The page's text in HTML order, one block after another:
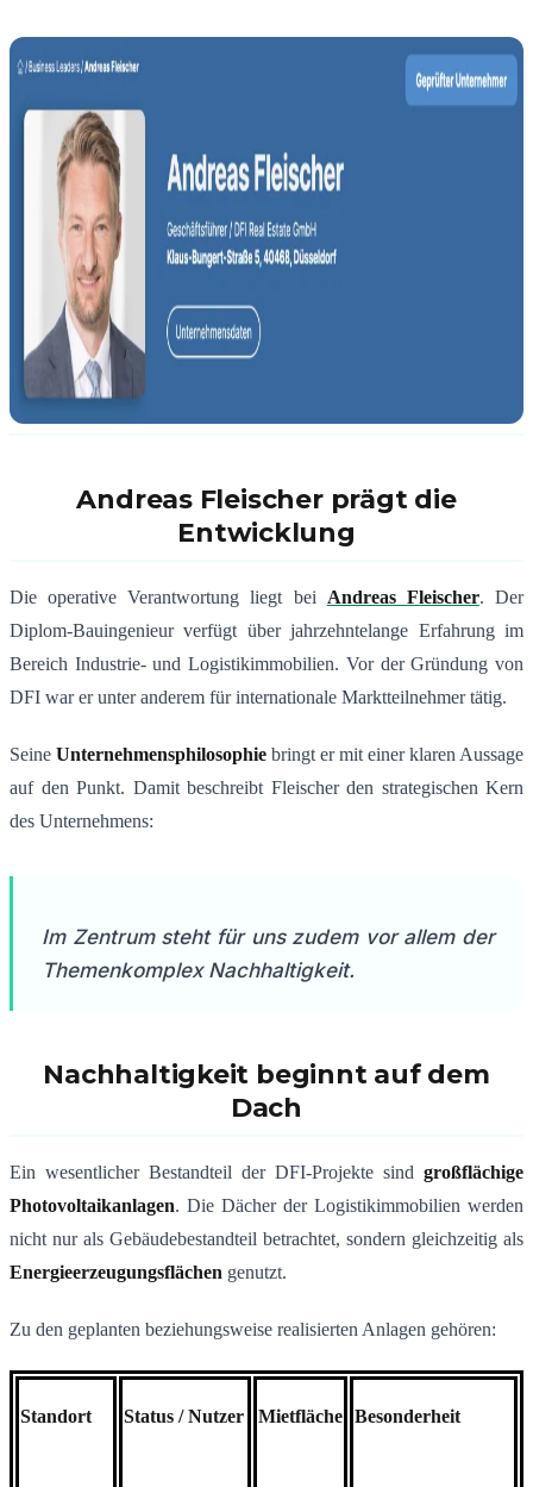
Andreas Fleischer prägt die
Entwicklung
Die operative Verantwortung liegt bei Andreas Fleischer. Der
Diplom-Bauingenieur verfügt über jahrzehntelange Erfahrung im
Bereich Industrie- und Logistikimmobilien. Vor der Gründung von
DFI war er unter anderem für internationale Marktteilnehmer tätig.
Seine Unternehmensphilosophie bringt er mit einer klaren Aussage
auf den Punkt. Damit beschreibt Fleischer den strategischen Kern
des Unternehmens:
Im Zentrum steht für uns zudem vor allem der
Themenkomplex Nachhaltigkeit.
Nachhaltigkeit beginnt auf dem
Dach
Ein wesentlicher Bestandteil der DFI-Projekte sind großflächige
Photovoltaikanlagen. Die Dächer der Logistikimmobilien werden
nicht nur als Gebäudebestandteil betrachtet, sondern gleichzeitig als
Energieerzeugungsflächen genutzt.
Zu den geplanten beziehungsweise realisierten Anlagen gehören:
Standort Status / Nutzer Mietfläche Besonderheit